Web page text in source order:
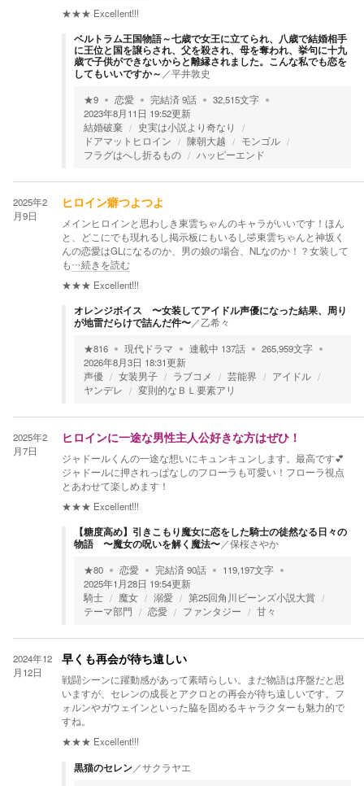
★★★ Excellent!!!
ベルトラム王国物語～七歳で女王に立てられ、八歳で結婚相手
に王位と国を譲らされ、父を殺され、母を奪われ、挙句に十九
歳で子供ができないからと離縁されました。こんな私でも恋を
してもいいですか～ ／平井敦史
★9 恋愛 完結済9話 32,515文字
2023年8月11日 19:52更新
結婚破棄
史実は小説より奇なり
ドアマットヒロイン
陳朝大越
モンゴル
フラグはへし折るもの
ハッピーエンド
2025年2
月9日
ヒロイン癖つよつよ
メインヒロインと思わしき東雲ちゃんのキャラがいいです！ほん
と、どこにでも現れるし掲示板にもいるし🤣東雲ちゃんと神坂く
んの恋愛はGLになるのか、男の娘の場合、NLなのか！？女装して
も…続きを読む
★★★ Excellent!!!
オレンジボイス 〜女装してアイドル声優になった結果、周り
が地雷だらけで詰んだ件〜／乙希々
★816 現代ドラマ 連載中 137話 265,959文字
2026年8月3日 18:31更新
声優
女装男子 ラブコメ 芸能界
アイドル
ヤンデレ
変則的なＢＬ要素アリ
2025年2
月7日
ヒロインに一途な男性主人公好きな方はぜひ！
ジャドールくんの一途な想いにキュンキュンします。最高です💕
ジャドールに押されっぱなしのフローラも可愛い！フローラ視点
とあわせて楽しめます！
★★★ Excellent!!!
【糖度高め】引きこもり魔女に恋をした騎士の徒然なる日々の
物語 〜魔女の呪いを解く魔法〜／保桜さやか
★80 恋愛 完結済90話 119,197文字
2025年1月28日 19:54更新
騎士
魔女 溺愛
第25回角川ビーンズ小説大賞
テーマ部門
恋愛 ファンタジー 甘々
2024年12
月12日
早くも再会が待ち遠しい
戦闘シーンに躍動感があって素晴らしい。まだ物語は序盤だと思
いますが、セレンの成長とアクロとの再会が待ち遠しいです。フ
ォルンやガウェインといった脇を固めるキャラクターも魅力的で
すね。
★★★ Excellent!!!
黒猫のセレン／サクラヤエ